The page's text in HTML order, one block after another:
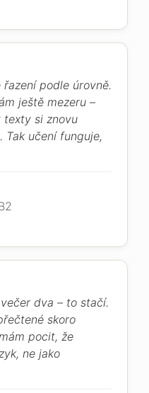
podle úrovně.
ještě mezeru –
texty si znovu
Tak učení funguje,
dva – to stačí.
skoro
pocit, že
ne jako